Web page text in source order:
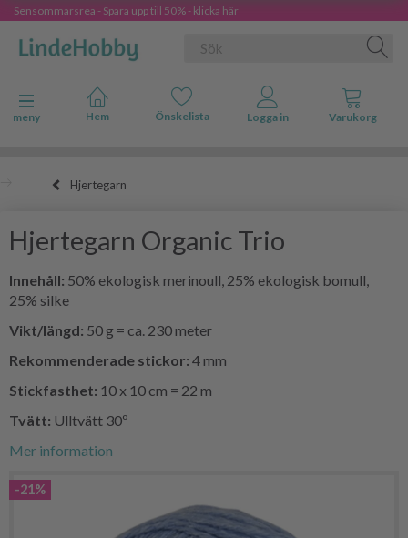
Sensommarsrea - Spara upp till 50% - klicka här
Ändra navigering
meny
Hjertegarn
Hjertegarn Organic Trio
Innehåll: 50% ekologisk merinoull, 25% ekologisk bomull,
25% silke
Vikt/längd: 50 g = ca. 230 meter
Rekommenderade stickor: 4 mm
Stickfasthet: 10 x 10 cm = 22 m
Tvätt: Ulltvätt 30º
Mer information
-21%